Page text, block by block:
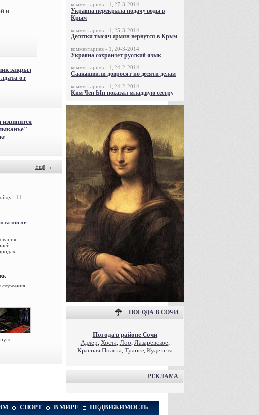
и
закрыл
от
извинится
Ещё →
11
после
служения
комментариев - 1, 27-3-2014
Украина перекрыла подачу воды в
Крым
комментариев - 1, 25-3-2014
Десятки тысяч армян вернутся в Крым
комментариев - 1, 20-3-2014
Украина сохраняет русский язык
комментариев - 1, 24-2-2014
Саакашвили допросят по десяти делам
комментариев - 1, 24-2-2014
Ким Чен Ын показал младшую сестру
ПОГОДА В СОЧИ
Погода в районе Сочи
Адлер, Хоста, Лоо, Лазаревское,
Красная Поляна, Туапсе, Кудепста
РЕКЛАМА
СПОРТ В МИРЕ НЕДВИЖИМОСТЬ